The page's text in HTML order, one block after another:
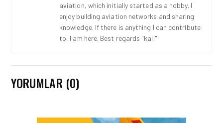
aviation, which initially started as a hobby. I
enjoy building aviation networks and sharing
knowledge. If there is anything I can contribute
to, I am here. Best regards "kali"
YORUMLAR (0)